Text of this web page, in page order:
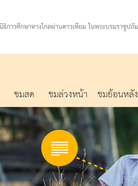
ชมสด ชมล่วงหน้า ชมย้อนหลัง